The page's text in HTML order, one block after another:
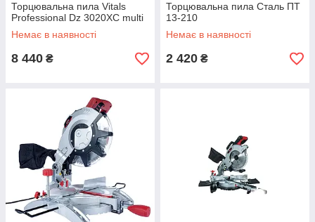
Торцювальна пила Vitals
Professional Dz 3020XC multi
Немає в наявності
8 440 ₴
Торцювальна пила Сталь ПТ
13-210
Немає в наявності
2 420 ₴